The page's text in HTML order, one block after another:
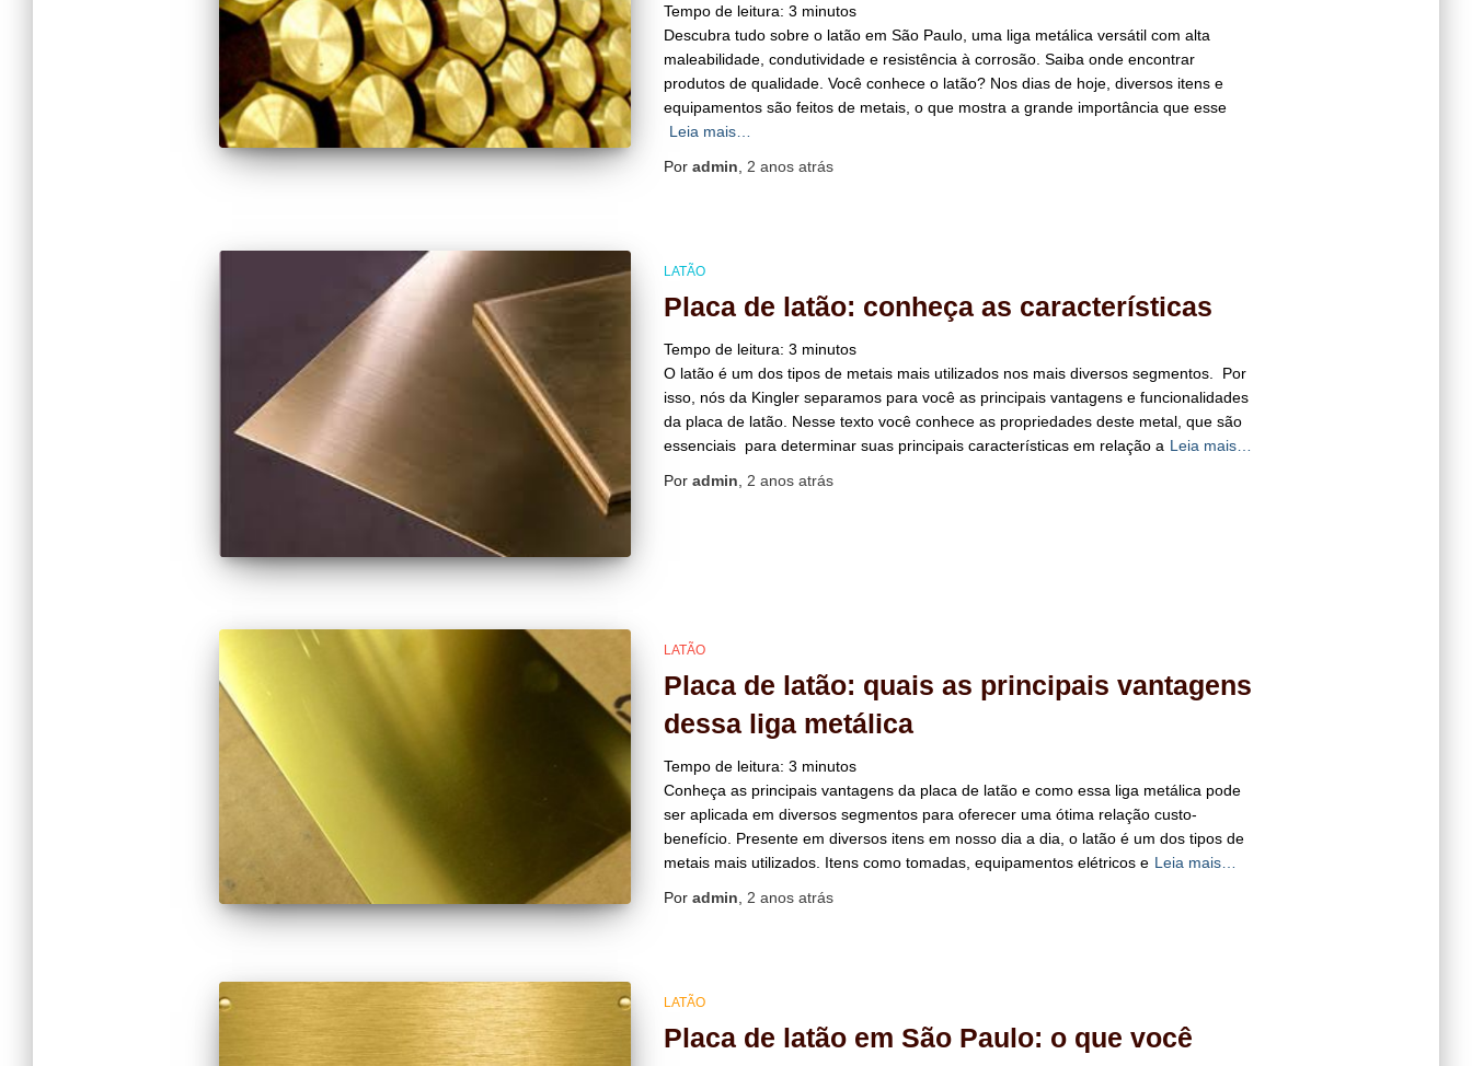
Tempo de leitura: 3 minutos
Descubra tudo sobre o latão em São Paulo, uma liga metálica versátil com alta
maleabilidade, condutividade e resistência à corrosão. Saiba onde encontrar
produtos de qualidade. Você conhece o latão? Nos dias de hoje, diversos itens e
equipamentos são feitos de metais, o que mostra a grande importância que esse
Leia mais…
Por admin 2 anosatrás
LATÃO
Placa de latão: conheça as características
Tempo de leitura: 3 minutos
O latão é um dos tipos de metais mais utilizados nos mais diversos segmentos. Por
isso, nós da Kingler separamos para você as principais vantagens e funcionalidades
da placa de latão. Nesse texto você conhece as propriedades deste metal, que são
essenciais para determinar suas principais características em relação a Leia mais…
Por admin 2 anosatrás
LATÃO
Placa de latão: quais as principais vantagens
dessa liga metálica
Tempo de leitura: 3 minutos
Conheça as principais vantagens da placa de latão e como essa liga metálica pode
ser aplicada em diversos segmentos para oferecer uma ótima relação custo-
benefício. Presente em diversos itens em nosso dia a dia, o latão é um dos tipos de
metais mais utilizados. Itens como tomadas, equipamentos elétricos e Leia mais…
Por admin, 2 anosatrás
LATÃO
Placa de latão em São Paulo: o que você